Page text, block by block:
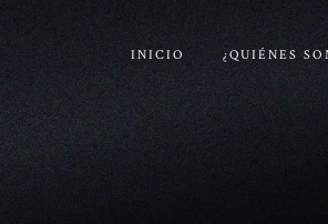
INICIO ¿QUIÉNES